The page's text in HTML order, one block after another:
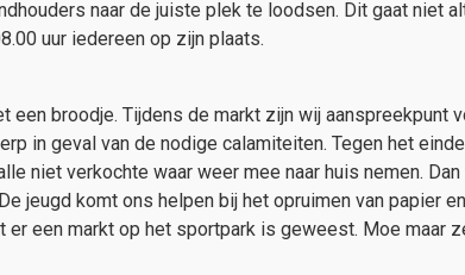
naar de juiste plek te loodsen. Dit gaat niet
uur iedereen op zijn plaats.
een broodje. Tijdens de markt zijn wij aanspreekpunt
in geval van de nodige calamiteiten. Tegen het
niet verkochte waar weer mee naar huis nemen.
jeugd komt ons helpen bij het opruimen van papier
er een markt op het sportpark is geweest. Moe maar